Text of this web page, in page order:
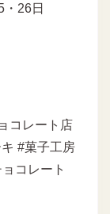
・26日
コレート店
#菓子工房
コレート